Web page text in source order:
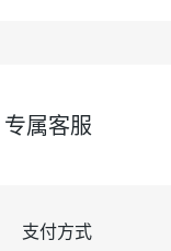
专属客服
支付方式